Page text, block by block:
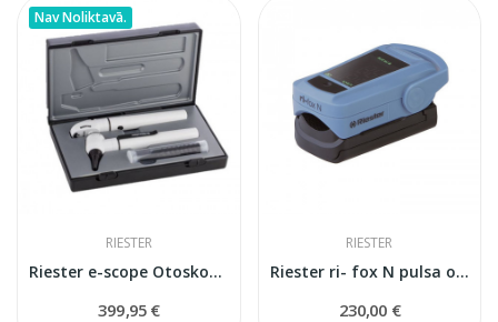
Nav Noliktavā.
RIESTER
Riester e-scope Otoskops/oftalmoskops LED 3.7V...
399,95 €
RIESTER
Riester ri- fox N pulsa oksimetrs
230,00 €